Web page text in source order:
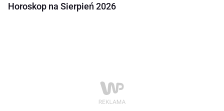
Horoskop na Sierpień 2026